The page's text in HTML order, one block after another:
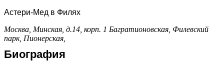
Астери-Мед в Филях
Москва, Минская, д.14, корп. 1 Багратионовская, Филевский
парк, Пионерская,
Биография